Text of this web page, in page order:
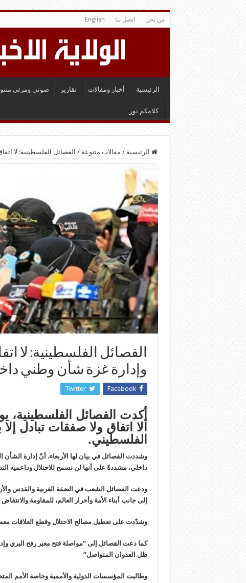
من نحن اتصل بنا English
الرئيسية أخبار ومقالات تقارير صوتي ومرئي
كلامكم نور
الرئيسية / مقالات متنوعة / الفصائل الفلسطينية: لا
الفصائل الفلسطينية: لا
وإدارة غزة شأن وطني
Facebook
Twitter
أكدت الفصائل الفلسطينية،
ألا اتفاق ولا صفقات تبادل
الفلسطيني.
وشددت الفصائل في بيان لها الأربعاء، أنّ إدارة
داخلي، مشددةً على أنها لن تسمح للاحتلال وداعميه
إلى جانب أبناء الأمة وأحرار العالم، للمقاومة
وشدّدت على تعطيل مصالح الاحتلال وقطع العلاقات
كما دعت الفصائل إلى “مواصلة فتح معبر رفح البري
ظل العدوان المتواصل”
وطالبت المؤسسات الدولية والأممية وخاصة الأمم